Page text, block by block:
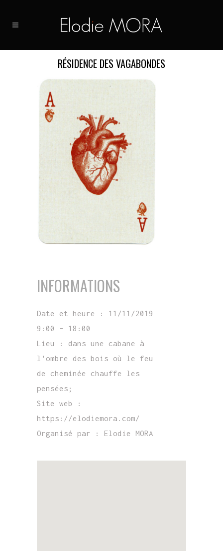
RÉSIDENCE DES VAGABONDES
INFORMATIONS
Date et heure :
11/11/2019
9:00 - 18:00
Lieu :
dans une cabane à
l'ombre des bois où le feu
de cheminée chauffe les
pensées;
Site web :
https://elodiemora.com/
Organisé par :
Elodie MORA